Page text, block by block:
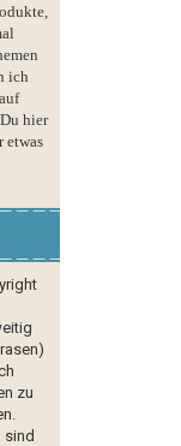
ich
hier
etwas
zu
sind